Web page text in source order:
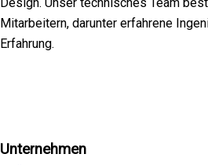
Mitarbeitern, darunter erfahrene
Erfahrung.
Unternehmen